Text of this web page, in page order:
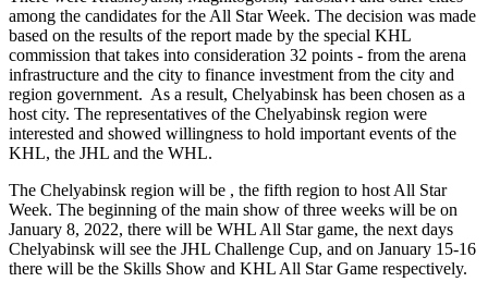
among the candidates for the All Star Week. The decision was made
based on the results of the report made by the special KHL
commission that takes into consideration 32 points - from the arena
infrastructure and the city to finance investment from the city and
region government. As a result, Chelyabinsk has been chosen as a
host city. The representatives of the Chelyabinsk region were
interested and showed willingness to hold important events of the
KHL, the JHL and the WHL.
The Chelyabinsk region will be , the fifth region to host All Star
Week. The beginning of the main show of three weeks will be on
January 8, 2022, there will be WHL All Star game, the next days
Chelyabinsk will see the JHL Challenge Cup, and on January 15-16
there will be the Skills Show and KHL All Star Game respectively.